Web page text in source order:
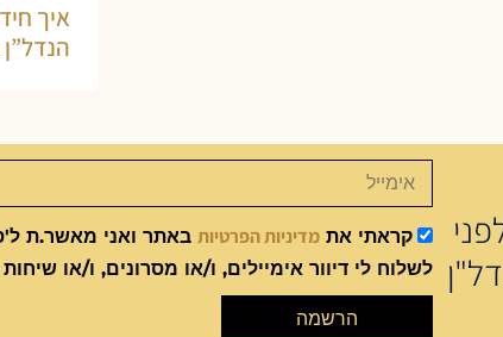
איך
קראתי את מדיניות הפרטיות באתר ואני מאשר.ת
לשלוח לי דיוור אימיילים, ו/או מסרונים, ו/או שיחות
הרשמה